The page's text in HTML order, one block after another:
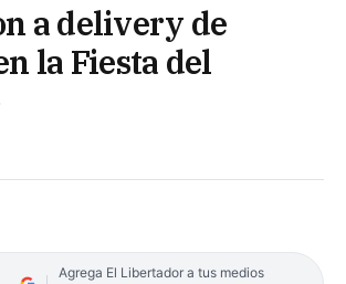
a delivery de
la Fiesta del
Agrega El Libertador a tus medios